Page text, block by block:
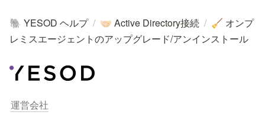
🐘 YESOD ヘルプ / 🤝🏻 Active Directory接続 / 🧹 オンプ
レミスエージェントのアップグレード/アンインストール
運営会社